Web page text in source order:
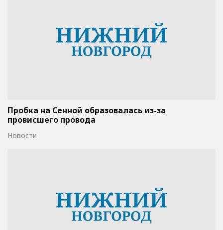
Пробка на Сенной образовалась из-за
провисшего провода
Новости